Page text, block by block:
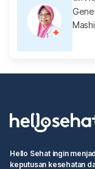
Hello Sehat ingin
keputusan kesehatan